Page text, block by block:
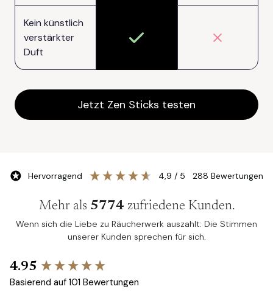
Kein künstlich
verstärkter
Duft
Jetzt Zen Sticks testen
Hervorragend 4,9 / 5 288 Bewertungen
Mehr als 5774 zufriedene Kunden.
Wenn sich die Liebe zu Räucherwerk auszahlt: Die Stimmen
unserer Kunden sprechen für sich.
4.95
Basierend auf 101 Bewertungen
New content loaded